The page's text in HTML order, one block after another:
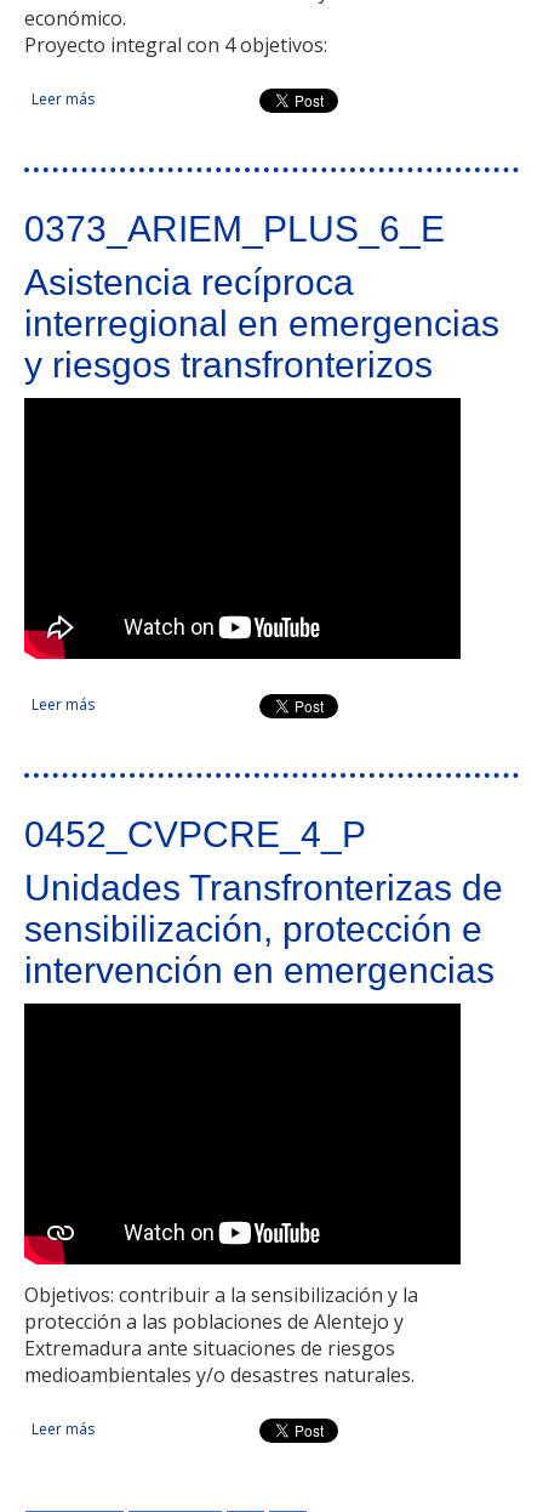
económico.
Proyecto integral con 4 objetivos:
Leer más sobre Pre-tratamientos en Depuración de Aguas residuales
industriales y domésticas: Contribución al Desarrollo
0373_ARIEM_PLUS_6_E
Asistencia recíproca
interregional en emergencias
y riesgos transfronterizos
Leer más sobre Asistencia recíproca interregional en emergencias y
0452_CVPCRE_4_P
Unidades Transfronterizas de
sensibilización, protección e
intervención en emergencias
Objetivos: contribuir a la sensibilización y la
protección a las poblaciones de Alentejo y
Extremadura ante situaciones de riesgos
medioambientales y/o desastres naturales.
Leer más sobre Unidades Transfronterizas de sensibilización,
protección e intervención en emergencias